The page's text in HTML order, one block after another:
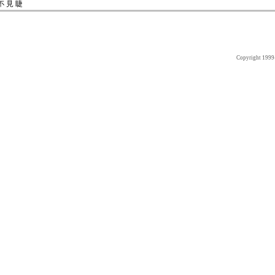
見 睫
Copyright